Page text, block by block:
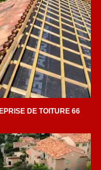
DE TOITURE 66